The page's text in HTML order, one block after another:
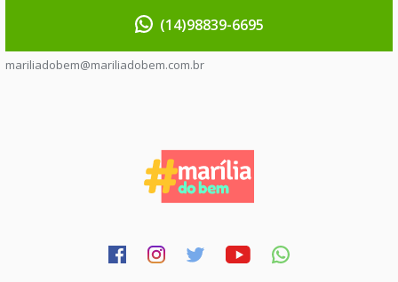
(14)98839-6695
mariliadobem@mariliadobem.com.br